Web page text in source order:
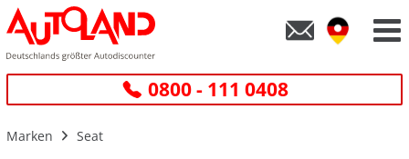
0800 - 111 0408
Marken Seat